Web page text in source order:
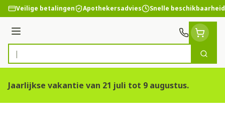
Ga naar de inhoud
Veilige betalingen Apothekersadvies Snelle beschikbaarheid
Menu
Product, merk, categorie...
Zoek
Jaarlijkse vakantie van 21 juli tot 9 augustus.